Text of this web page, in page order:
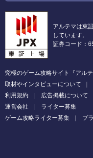
アルテマは東
しています。
証券コード：
究極のゲーム攻略サイト『アルテ
取材やインタビューについて
利用規約
広告掲載について
運営会社
ライター募集
ゲーム攻略ライター募集
プ